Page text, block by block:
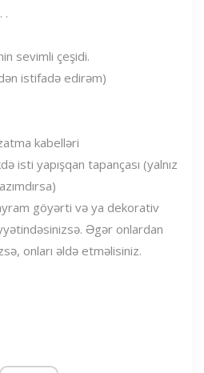
.
sevimli çeşidi.
istifadə edirəm)
kabelləri
isti yapışqan tapançası (yalnız
göyərti və ya dekorativ
Əgər onlardan
onları əldə etməlisiniz.